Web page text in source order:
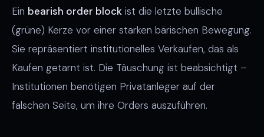
Ein bearish order block ist die letzte bullische
(grüne) Kerze vor einer starken bärischen Bewegung.
Sie repräsentiert institutionelles Verkaufen, das als
Kaufen getarnt ist. Die Täuschung ist beabsichtigt –
Institutionen benötigen Privatanleger auf der
falschen Seite, um ihre Orders auszuführen.